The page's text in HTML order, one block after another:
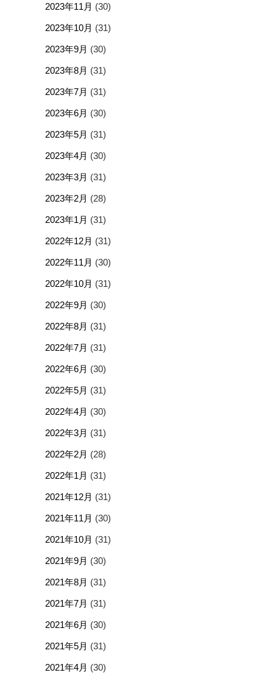
2023年11月 (30)
2023年10月 (31)
2023年9月 (30)
2023年8月 (31)
2023年7月 (31)
2023年6月 (30)
2023年5月 (31)
2023年4月 (30)
2023年3月 (31)
2023年2月 (28)
2023年1月 (31)
2022年12月 (31)
2022年11月 (30)
2022年10月 (31)
2022年9月 (30)
2022年8月 (31)
2022年7月 (31)
2022年6月 (30)
2022年5月 (31)
2022年4月 (30)
2022年3月 (31)
2022年2月 (28)
2022年1月 (31)
2021年12月 (31)
2021年11月 (30)
2021年10月 (31)
2021年9月 (30)
2021年8月 (31)
2021年7月 (31)
2021年6月 (30)
2021年5月 (31)
2021年4月 (30)